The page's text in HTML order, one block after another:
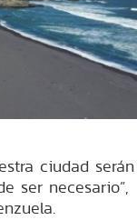
ciudad serán
ser necesario”,